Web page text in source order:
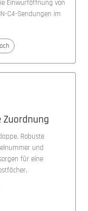
Einwurföffnung von
C4-Sendungen im
Zuordnung
Robuste
und
für eine